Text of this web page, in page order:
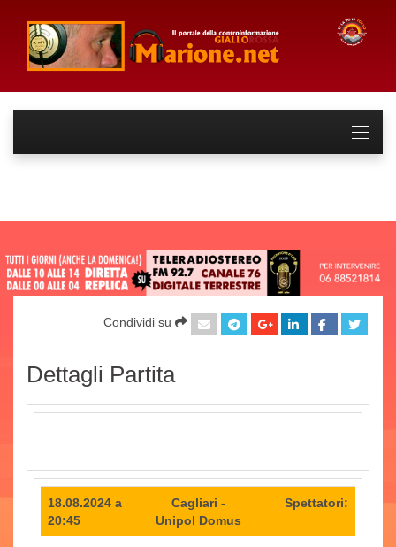
Condividi su
Dettagli Partita
18.08.2024 a
20:45
Cagliari -
Unipol Domus
Spettatori: